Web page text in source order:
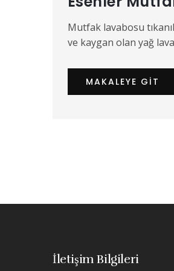
Mutfak lavabosu
ve kaygan olan yağ
MAKALEYE GIT
İletişim Bilgileri